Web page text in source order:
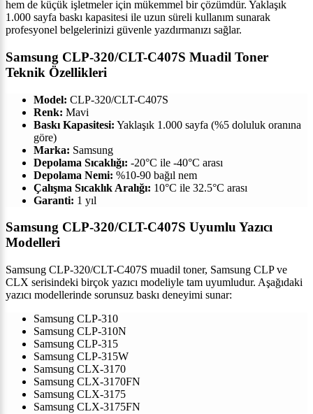
hem de küçük işletmeler için mükemmel bir çözümdür. Yaklaşık
1.000 sayfa baskı kapasitesi ile uzun süreli kullanım sunarak
profesyonel belgelerinizi güvenle yazdırmanızı sağlar.
Samsung CLP-320/CLT-C407S Muadil Toner
Teknik Özellikleri
Model: CLP-320/CLT-C407S
Renk: Mavi
Baskı Kapasitesi: Yaklaşık 1.000 sayfa (%5 doluluk oranına
göre)
Marka: Samsung
Depolama Sıcaklığı: -20°C ile -40°C arası
Depolama Nemi: %10-90 bağıl nem
Çalışma Sıcaklık Aralığı: 10°C ile 32.5°C arası
Garanti: 1 yıl
Samsung CLP-320/CLT-C407S Uyumlu Yazıcı
Modelleri
Samsung CLP-320/CLT-C407S muadil toner, Samsung CLP ve
CLX serisindeki birçok yazıcı modeliyle tam uyumludur. Aşağıdaki
yazıcı modellerinde sorunsuz baskı deneyimi sunar:
Samsung CLP-310
Samsung CLP-310N
Samsung CLP-315
Samsung CLP-315W
Samsung CLX-3170
Samsung CLX-3170FN
Samsung CLX-3175
Samsung CLX-3175FN